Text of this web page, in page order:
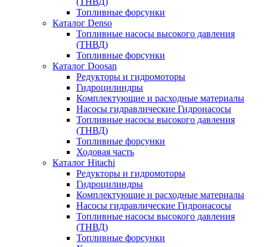
Топливные форсунки
Каталог Denso
Топливные насосы высокого давления
(ТНВД)
Топливные форсунки
Каталог Doosan
Редукторы и гидромоторы
Гидроцилиндры
Комплектующие и расходные материалы
Насосы гидравлические Гидронасосы
Топливные насосы высокого давления
(ТНВД)
Топливные форсунки
Ходовая часть
Каталог Hitachi
Редукторы и гидромоторы
Гидроцилиндры
Комплектующие и расходные материалы
Насосы гидравлические Гидронасосы
Топливные насосы высокого давления
(ТНВД)
Топливные форсунки